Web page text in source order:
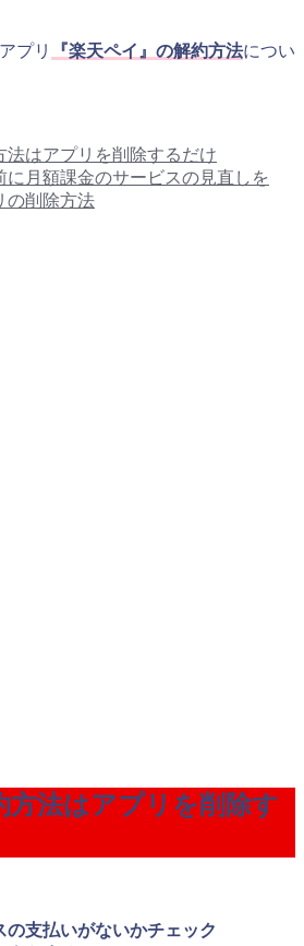
プリ 『楽天ペイ』の解約方法につい
法はアプリを削除するだけ
に月額課金のサービスの見直しを
の削除方法
方法はアプリを削除す
の支払いがないかチェック